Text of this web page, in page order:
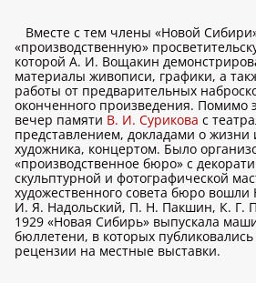
Вместе с тем члены «Новой
«производственную»
которой А. И. Вощакин
материалы живописи, графики, а
работы от предварительных
оконченного произведения. Помимо
вечер памяти В. И. Сурикова с
представлением, докладами о жизни
художника, концертом. Было
«производственное бюро» с
скульптурной и фотографической
художественного совета бюро вошли
И. Я. Надольский, П. Н. Пакшин, К. Г.
1929 «Новая Сибирь» выпускала
бюллетени, в которых
рецензии на местные выставки.